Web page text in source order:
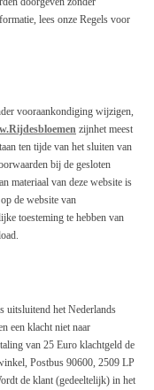
lees onze Regels voor
vooraankondiging wijzigen,
zijnhet meest
ten tijde van het sluiten van
bij de gesloten
materiaal van deze website is
de website van
toesteming te hebben van
uitsluitend het Nederlands
een klacht niet naar
van 25 Euro klachtgeld de
Postbus 90600, 2509 LP
de klant (gedeeltelijk) in het